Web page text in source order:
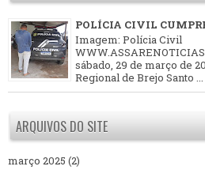
POLÍCIA CIVIL
Imagem: Polícia Civil
sábado, 29 de março de
Regional de Brejo Santo ...
ARQUIVOS DO SITE
março 2025 (2)